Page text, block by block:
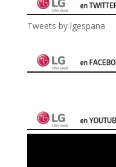
Tweets by lgespana